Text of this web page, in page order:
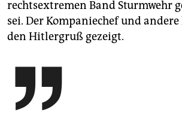
rechtsextremen Band Sturmwehr
sei. Der Kompaniechef und
den Hitlergruß gezeigt.
